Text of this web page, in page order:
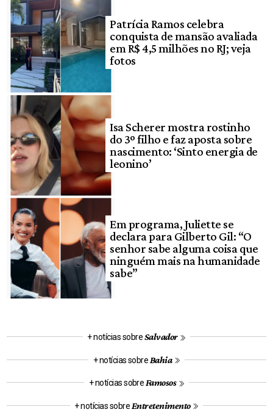
Patrícia Ramos celebra
conquista de mansão avaliada
em R$ 4,5 milhões no RJ; veja
fotos
Isa Scherer mostra rostinho
do 3º filho e faz aposta sobre
nascimento: ‘Sinto energia de
leonino’
Em programa, Juliette se
declara para Gilberto Gil: “O
senhor sabe alguma coisa que
ninguém mais na humanidade
sabe”
+ notícias sobreSalvador
+ notícias sobre Bahia
+ notícias sobre Famosos
+ notícias sobre Entretenimento